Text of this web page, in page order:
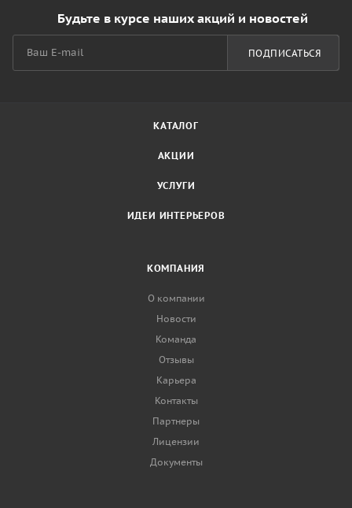
Будьте в курсе наших акций и новостей
ПОДПИСАТЬСЯ
КАТАЛОГ
АКЦИИ
УСЛУГИ
ИДЕИ ИНТЕРЬЕРОВ
КОМПАНИЯ
О компании
Новости
Команда
Отзывы
Карьера
Контакты
Партнеры
Лицензии
Документы